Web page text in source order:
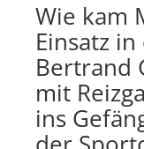
Wie kam
Einsatz
Bertrand
mit
ins